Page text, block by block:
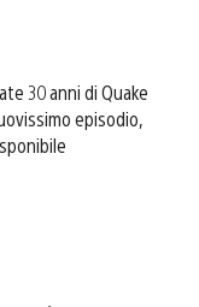
30 anni di Quake
episodio,